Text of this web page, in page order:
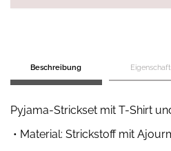
Beschreibung
Pyjama-Strickset mit T-Shirt
• Material: Strickstoff mit